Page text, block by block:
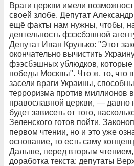
Враги церкви имели
своей злобе. Депутат
ещё факты нам нужны, чтобы,
деятельность фээсбэшной
Депутат Иван Крулько: "Этот
окончательно вычистить
фээсбэшных ублюдков, которые
победы Москвы". Что ж, то, что в
засели враги Украины,
терроризма против миллионов
православной церкви, — давно
будет зависеть от того,
Зеленского готов пойти.
первом чтении, но и это уже
основание, то есть саму
Дальше, перед вторым чтением,
доработка текста: депутаты